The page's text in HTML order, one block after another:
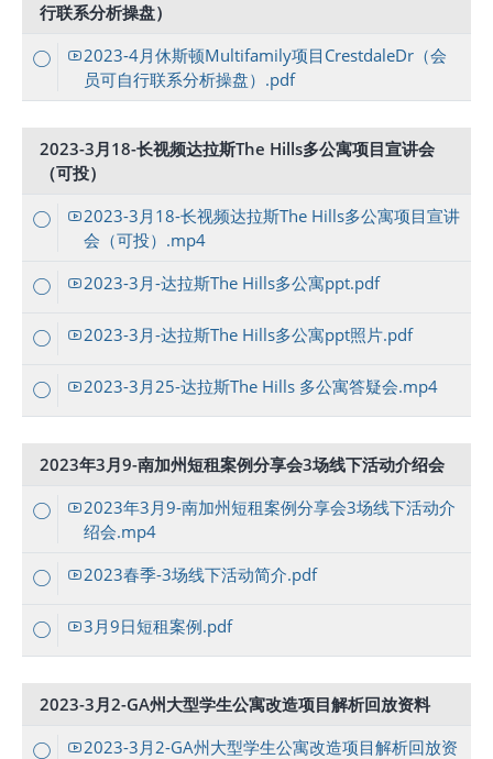
行联系分析操盘）
2023-4月休斯顿Multifamily项目CrestdaleDr（会
员可自行联系分析操盘）.pdf
2023-3月18-长视频达拉斯The Hills多公寓项目宣讲会
（可投）
2023-3月18-长视频达拉斯The Hills多公寓项目宣讲
会（可投）.mp4
2023-3月-达拉斯The Hills多公寓ppt.pdf
2023-3月-达拉斯The Hills多公寓ppt照片.pdf
2023-3月25-达拉斯The Hills 多公寓答疑会.mp4
2023年3月9-南加州短租案例分享会3场线下活动介绍会
2023年3月9-南加州短租案例分享会3场线下活动介
绍会.mp4
2023春季-3场线下活动简介.pdf
3月9日短租案例.pdf
2023-3月2-GA州大型学生公寓改造项目解析回放资料
2023-3月2-GA州大型学生公寓改造项目解析回放资